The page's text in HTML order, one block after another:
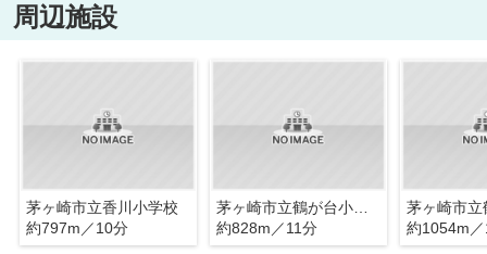
周辺施設
茅ヶ崎市立香川小学校
約797m／10分
茅ヶ崎市立鶴が台小学校
約828m／11分
約1054m